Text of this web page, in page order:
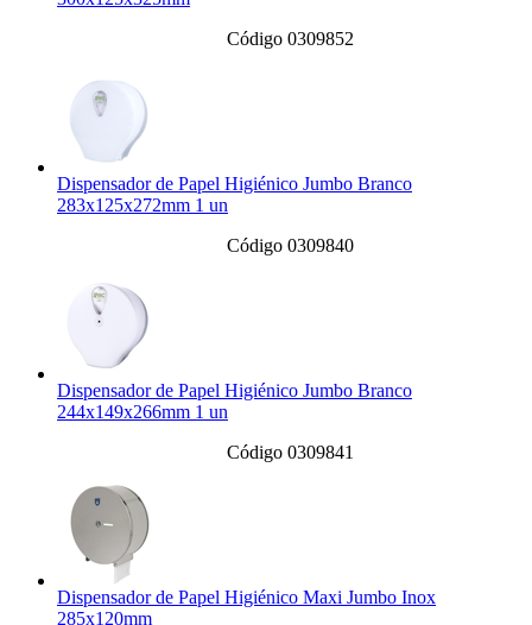
Código 0309852
Dispensador de Papel Higiénico Jumbo Branco
283x125x272mm 1 un
Código 0309840
Dispensador de Papel Higiénico Jumbo Branco
244x149x266mm 1 un
Código 0309841
Dispensador de Papel Higiénico Maxi Jumbo Inox
285x120mm